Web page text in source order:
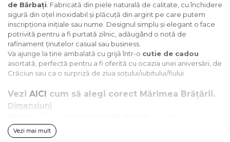
de Bărbați . Fabricată din piele naturală de calitate, cu închidere
sigură din oțel inoxidabil și plăcuță din argint pe care putem
inscripționa inițiale sau nume. Designul simplu și elegant o face
potrivită pentru a fi purtată zilnic, adăugând o notă de
rafinament ținutelor casual sau business.
Va ajunge la tine ambalată cu grijă într-o cutie de cadou
asortată, perfectă pentru a fi oferită cu ocazia unei aniversări, de
Crăciun sau ca o surpriză de ziua soțului/iubitului/fiului.
Vezi AICI cum să alegi corect Mărimea Brățării.
Dimensiuni
Materiale
Vezi mai mult